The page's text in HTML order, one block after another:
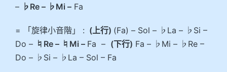
– ♭Re – ♭Mi – Fa
= 「旋律小音階」 : (上行) (Fa) – Sol – ♭La – ♭Si –
Do – ♮Re – ♮Mi – Fa – (下行) Fa – ♭Mi – ♭Re –
Do – ♭Si – ♭La – Sol – Fa